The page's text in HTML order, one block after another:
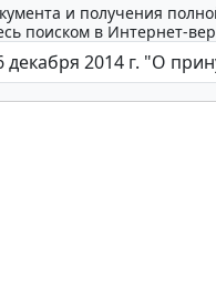
и получения
поиском в Интернет-